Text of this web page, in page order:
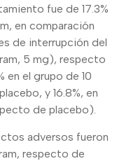
fue de 17.3%
en comparación
de interrupción del
5 mg), respecto
en el grupo de 10
y 16.8%, en
de placebo).
adversos fueron
respecto de